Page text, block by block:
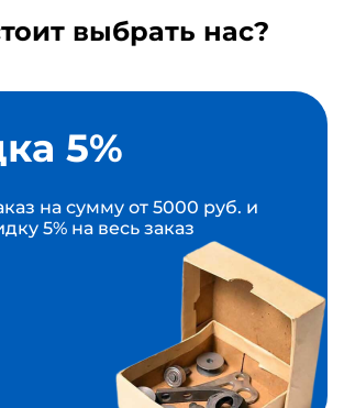
выбрать нас?
5%
на сумму от 5000 руб. и
5% на весь заказ